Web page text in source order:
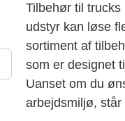
Tilbehør til
udstyr kan løse
sortiment af
som er designet
Uanset om du
arbejdsmiljø,